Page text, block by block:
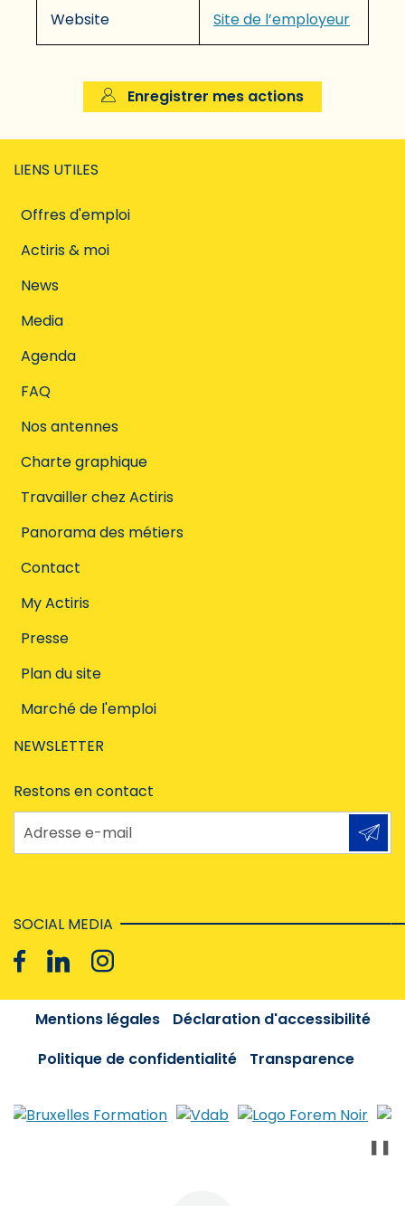
Website Site de l’employeur
Enregistrer mes actions
LIENS UTILES
Offres d'emploi
Actiris & moi
News
Media
Agenda
FAQ
Nos antennes
Charte graphique
Travailler chez Actiris
Panorama des métiers
Contact
My Actiris
Presse
Plan du site
Marché de l'emploi
NEWSLETTER
Restons en contact
Adresse e-mail
SOCIAL MEDIA
Mentions légales
Déclaration d'accessibilité
Politique de confidentialité
Transparence
❚❚